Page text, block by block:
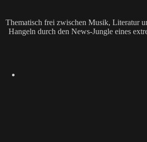
Thematisch frei zwischen Musik, Literatur
Hangeln durch den News-Jungle eines